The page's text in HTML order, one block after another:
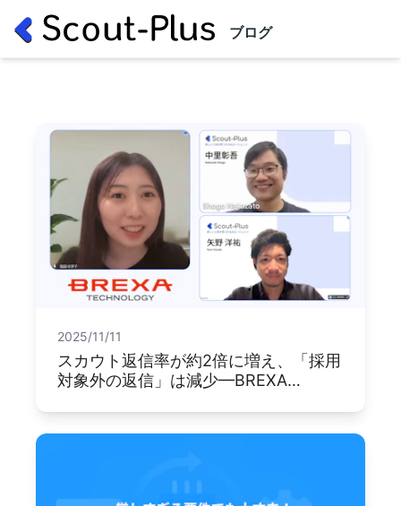
ブログ
2025/11/11
スカウト返信率が約2倍に増え、「採用
対象外の返信」は減少—BREXA